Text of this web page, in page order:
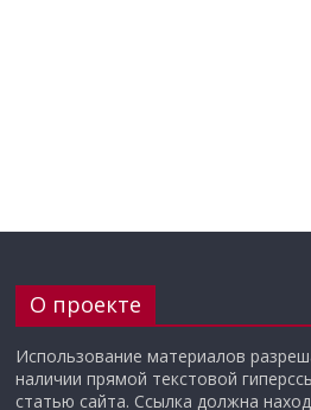
О проекте
Использование материалов
наличии прямой текстовой
статью сайта. Ссылка должна